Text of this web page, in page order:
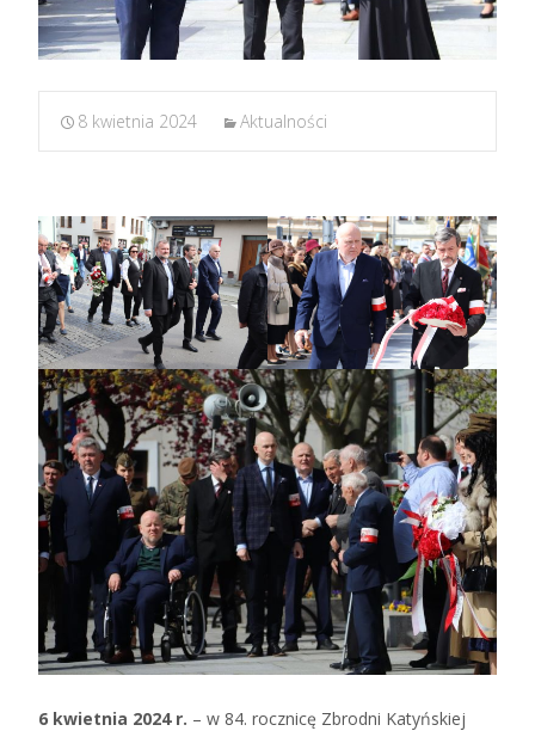
8 kwietnia 2024 Aktualności
6 kwietnia 2024 r. – w 84. rocznicę Zbrodni Katyńskiej